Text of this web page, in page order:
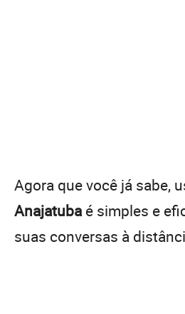
Agora que você já sabe,
Anajatuba é simples e
suas conversas à